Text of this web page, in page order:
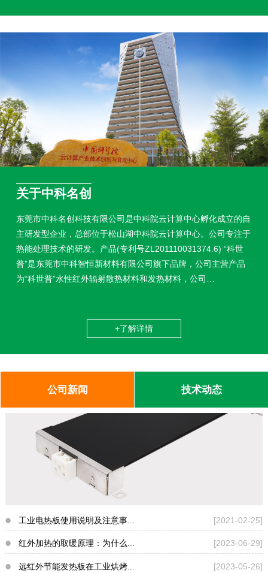
关于中科名创
东莞市中科名创科技有限公司是中科院云计算中心孵化成立的自
主研发型企业，总部位于松山湖中科院云计算中心。公司专注于
热能处理技术的研发。产品(专利号ZL201110031374.6) “科世
普”是东莞市中科智恒新材料有限公司旗下品牌，公司主营产品
为“科世普”水性红外辐射散热材料和发热材料，公司…
+了解详情
公司新闻 技术动态
[2021-02-25]
工业电热板使用说明及注意事...
[2023-06-29]
红外加热的取暖原理：为什么...
[2023-05-26]
远红外节能发热板在工业烘烤...